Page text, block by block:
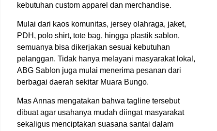
kebutuhan custom apparel dan merchandise.
Mulai dari kaos komunitas, jersey olahraga, jaket,
PDH, polo shirt, tote bag, hingga plastik sablon,
semuanya bisa dikerjakan sesuai kebutuhan
pelanggan. Tidak hanya melayani masyarakat lokal,
ABG Sablon juga mulai menerima pesanan dari
berbagai daerah sekitar Muara Bungo.
Mas Annas mengatakan bahwa tagline tersebut
dibuat agar usahanya mudah diingat masyarakat
sekaligus menciptakan suasana santai dalam